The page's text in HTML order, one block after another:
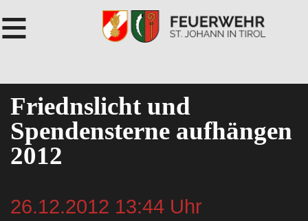
≡
Friednslicht und
Spendensterne aufhängen
2012
26.12.2012 13:44 Uhr